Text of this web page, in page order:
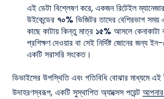
এই ডেটা বিশ্লেষণ করে, একজন রিটেইল
উইকেন্ডের ৭০% ভিজিটর তাদের বেশিরভাগ
কাছে কাটায় কিন্তু মাত্র ১৫% আসলে কেনাকাটা
প্রশিক্ষণ দেওয়ার বা সেই নির্দিষ্ট জোনের জন্য ইন-
একটি সরাসরি সংকেত।
ডিভাইসের উপস্থিতি এবং গতিবিধি বোঝার মাধ্যমে
উদাহরণস্বরূপ, একটি সুস্থাপিত অ্যাক্সেস পয়েন্ট